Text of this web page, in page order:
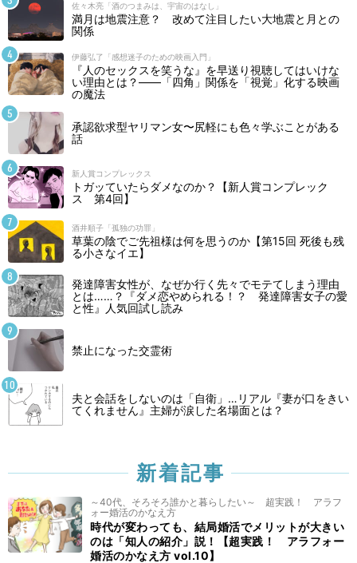
佐々木亮「酒のつまみは、宇宙のはなし」
満月は地震注意？ 改めて注目したい大地震と月との
関係
伊藤弘了「感想迷子のための映画入門」
『人のセックスを笑うな』を早送り視聴してはいけな
い理由とは？――「四角」関係を「視覚」化する映画
の魔法
承認欲求型ヤリマン女〜尻軽にも色々学ぶことがある
話
新人賞コンプレックス
トガッていたらダメなのか？【新人賞コンプレック
ス 第4回】
酒井順子「孤独の功罪」
草葉の陰でご先祖様は何を思うのか【第15回 死後も残
る小さなイエ】
発達障害女性が、なぜか行く先々でモテてしまう理由
とは……？『ダメ恋やめられる！？ 発達障害女子の愛
と性』人気回試し読み
禁止になった交霊術
夫と会話をしないのは「自衛」…リアル『妻が口をきい
てくれません』主婦が涙した名場面とは？
新着記事
～40代、そろそろ誰かと暮らしたい～ 超実践！ アラフ
ォー婚活のかなえ方
時代が変わっても、結局婚活でメリットが大きい
のは「知人の紹介」説！【超実践！ アラフォー
婚活のかなえ方 vol.10】